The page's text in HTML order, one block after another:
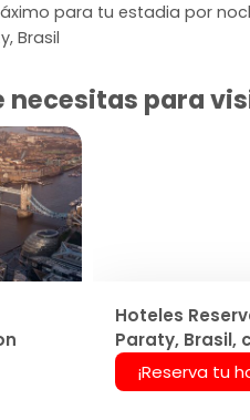
para tu estadia por
Brasil
necesitas para
Hoteles
Paraty, Brasil,
¡Reserva tu